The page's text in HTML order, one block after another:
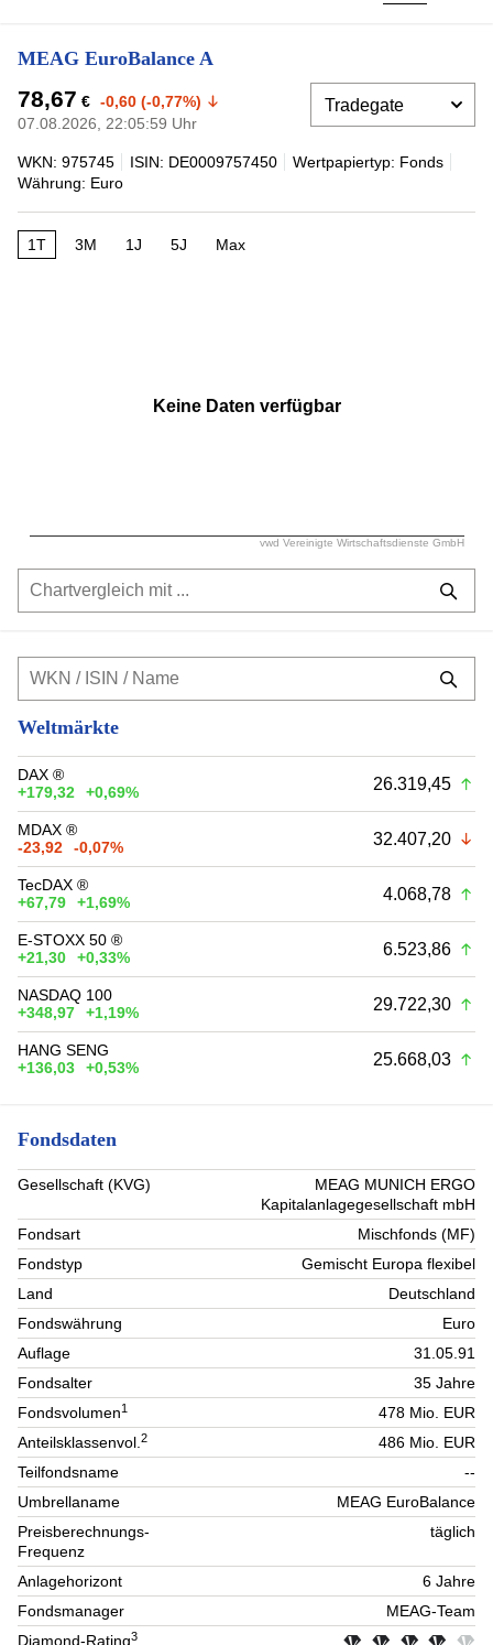
MEAG EuroBalance A
78,67 € -0,60 (-0,77%)
07.08.2026, 22:05:59 Uhr
WKN: 975745 ISIN: DE0009757450
Wertpapiertyp: Fonds
Währung: Euro
1T 3M 1J 5J Max
vwd Vereinigte Wirtschaftsdienste GmbH
Keine Daten verfügbar
Weltmärkte
DAX ®
+179,32
+0,69% 26.319,45
MDAX ®
-23,92
-0,07% 32.407,20
TecDAX ®
+67,79
+1,69% 4.068,78
E-STOXX 50 ®
+21,30
+0,33% 6.523,86
NASDAQ 100
+348,97
+1,19% 29.722,30
HANG SENG
+136,03
+0,53% 25.668,03
Fondsdaten
Gesellschaft (KVG)
MEAG MUNICH ERGO
Kapitalanlagegesellschaft mbH
Fondsart
Mischfonds (MF)
Fondstyp
Gemischt Europa flexibel
Land
Deutschland
Fondswährung
Euro
Auflage
31.05.91
Fondsalter
35 Jahre
Fondsvolumen1
478 Mio. EUR
Anteilsklassenvol.2
486 Mio. EUR
Teilfondsname
--
Umbrellaname
MEAG EuroBalance
Preisberechnungs-
Frequenz
täglich
Anlagehorizont
6 Jahre
Fondsmanager
MEAG-Team
Diamond-Rating3